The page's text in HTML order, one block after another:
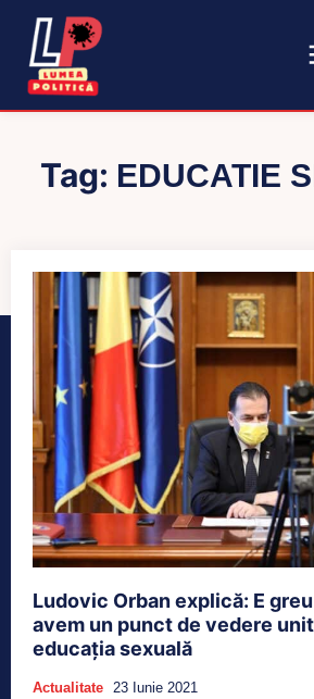
Tag: EDUCATIE
Ludovic Orban explică: E
avem un punct de vedere
educația sexuală
Actualitate 23 Iunie 2021